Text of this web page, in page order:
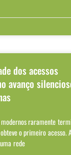
dos acessos
avanço
raramente
o primeiro acesso.
rede